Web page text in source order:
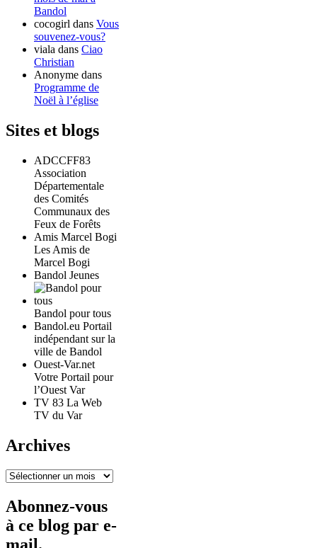
Bandol
cocogirl dans Vous
souvenez-vous?
viala dans Ciao
Christian
Anonyme dans
Programme de
Noël à l’église
Sites et blogs
ADCCFF83
Association
Départementale
des Comités
Communaux des
Feux de Forêts
Amis Marcel Bogi
Les Amis de
Marcel Bogi
Bandol Jeunes
Bandol pour tous
Bandol.eu Portail
indépendant sur la
ville de Bandol
Ouest-Var.net
Votre Portail pour
l’Ouest Var
TV 83 La Web
TV du Var
Archives
Archives
Abonnez-vous
à ce blog par e-
mail.